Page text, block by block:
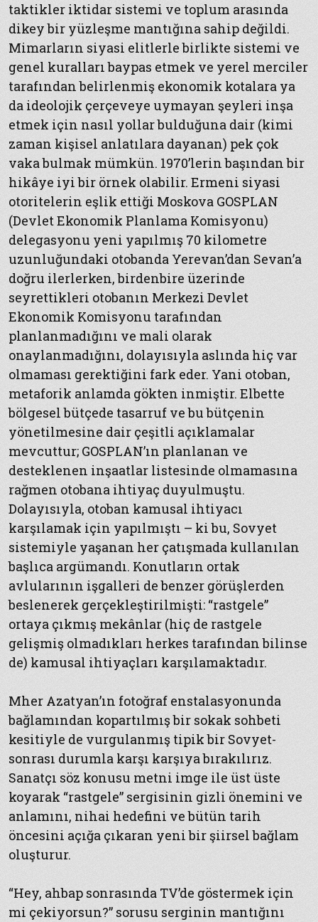
taktikler iktidar sistemi ve toplum arasında
dikey bir yüzleşme mantığına sahip değildi.
Mimarların siyasi elitlerle birlikte sistemi ve
genel kuralları baypas etmek ve yerel merciler
tarafından belirlenmiş ekonomik kotalara ya
da ideolojik çerçeveye uymayan şeyleri inşa
etmek için nasıl yollar bulduğuna dair (kimi
zaman kişisel anlatılara dayanan) pek çok
vaka bulmak mümkün. 1970’lerin başından bir
hikâye iyi bir örnek olabilir. Ermeni siyasi
otoritelerin eşlik ettiği Moskova GOSPLAN
(Devlet Ekonomik Planlama Komisyonu)
delegasyonu yeni yapılmış 70 kilometre
uzunluğundaki otobanda Yerevan’dan Sevan’a
doğru ilerlerken, birdenbire üzerinde
seyrettikleri otobanın Merkezi Devlet
Ekonomik Komisyonu tarafından
planlanmadığını ve mali olarak
onaylanmadığını, dolayısıyla aslında hiç var
olmaması gerektiğini fark eder. Yani otoban,
metaforik anlamda gökten inmiştir. Elbette
bölgesel bütçede tasarruf ve bu bütçenin
yönetilmesine dair çeşitli açıklamalar
mevcuttur; GOSPLAN’ın planlanan ve
desteklenen inşaatlar listesinde olmamasına
rağmen otobana ihtiyaç duyulmuştu.
Dolayısıyla, otoban kamusal ihtiyacı
karşılamak için yapılmıştı – ki bu, Sovyet
sistemiyle yaşanan her çatışmada kullanılan
başlıca argümandı. Konutların ortak
avlularının işgalleri de benzer görüşlerden
beslenerek gerçekleştirilmişti: “rastgele”
ortaya çıkmış mekânlar (hiç de rastgele
gelişmiş olmadıkları herkes tarafından bilinse
de) kamusal ihtiyaçları karşılamaktadır.
Mher Azatyan’ın fotoğraf enstalasyonunda
bağlamından kopartılmış bir sokak sohbeti
kesitiyle de vurgulanmış tipik bir Sovyet-
sonrası durumla karşı karşıya bırakılırız.
Sanatçı söz konusu metni imge ile üst üste
koyarak “rastgele” sergisinin gizli önemini ve
anlamını, nihai hedefini ve bütün tarih
öncesini açığa çıkaran yeni bir şiirsel bağlam
oluşturur.
“Hey, ahbap sonrasında TV’de göstermek için
mi çekiyorsun?” sorusu serginin mantığını